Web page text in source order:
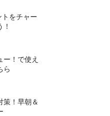
トをチャー
ー！で使え
ら
策！早朝＆